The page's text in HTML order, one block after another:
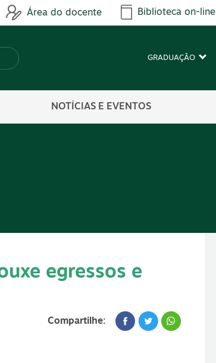
Área do docente Biblioteca on-line
GRADUAÇÃO
NOTÍCIAS E EVENTOS
egressos e
Compartilhe: